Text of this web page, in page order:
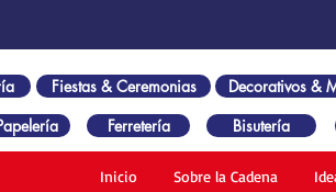
Fiestas & Ceremonias Decorativos &
Ferretería Bisutería
Inicio Sobre la Cadena